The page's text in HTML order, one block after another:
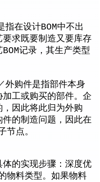
设计BOM中不出
求既要制造又要库存
记录，其生产类型
购件是指部件本身
工或购买的部件。企
因此将此归为外购
的制造问题，因此在
节点。
的实现步骤：深度优
物料类型。如果物料